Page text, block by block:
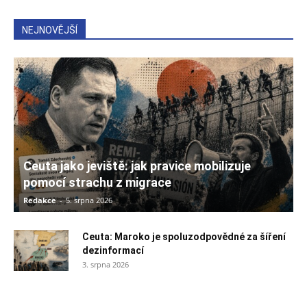
NEJNOVĚJŠÍ
Ceuta jako jeviště: jak pravice mobilizuje
pomocí strachu z migrace
Redakce - 5. srpna 2026
Ceuta: Maroko je spoluzodpovědné za šíření
dezinformací
3. srpna 2026